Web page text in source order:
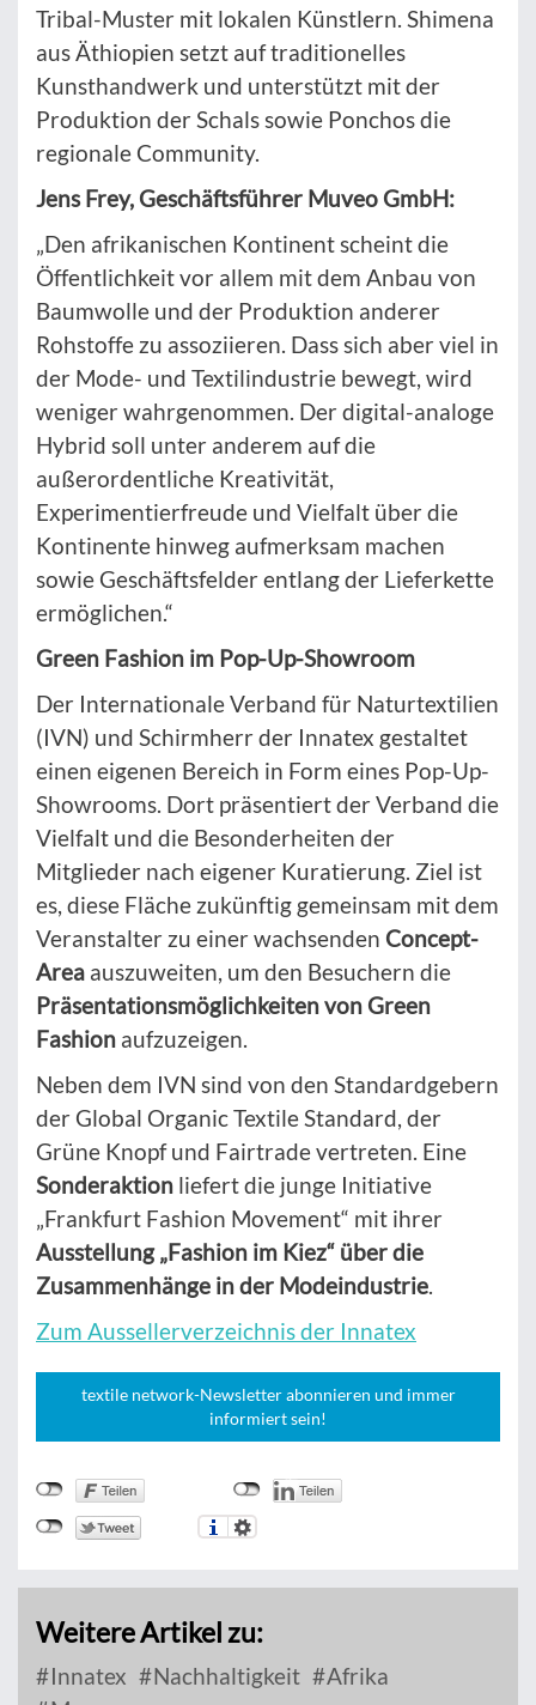
Tribal-Muster mit lokalen Künstlern. Shimena
aus Äthiopien setzt auf traditionelles
Kunsthandwerk und unterstützt mit der
Produktion der Schals sowie Ponchos die
regionale Community.
Jens Frey, Geschäftsführer Muveo GmbH:
„Den afrikanischen Kontinent scheint die
Öffentlichkeit vor allem mit dem Anbau von
Baumwolle und der Produktion anderer
Rohstoffe zu assoziieren. Dass sich aber viel in
der Mode- und Textilindustrie bewegt, wird
weniger wahrgenommen. Der digital-analoge
Hybrid soll unter anderem auf die
außerordentliche Kreativität,
Experimentierfreude und Vielfalt über die
Kontinente hinweg aufmerksam machen
sowie Geschäftsfelder entlang der Lieferkette
ermöglichen.“
Green Fashion im Pop-Up-Showroom
Der Internationale Verband für Naturtextilien
(IVN) und Schirmherr der Innatex gestaltet
einen eigenen Bereich in Form eines Pop-Up-
Showrooms. Dort präsentiert der Verband die
Vielfalt und die Besonderheiten der
Mitglieder nach eigener Kuratierung. Ziel ist
es, diese Fläche zukünftig gemeinsam mit dem
Veranstalter zu einer wachsenden Concept-
Area auszuweiten, um den Besuchern die
Präsentationsmöglichkeiten von Green
Fashion aufzuzeigen.
Neben dem IVN sind von den Standardgebern
der Global Organic Textile Standard, der
Grüne Knopf und Fairtrade vertreten. Eine
Sonderaktion liefert die junge Initiative
„Frankfurt Fashion Movement“ mit ihrer
Ausstellung „Fashion im Kiez“ über die
Zusammenhänge in der Modeindustrie.
Zum Aussellerverzeichnis der Innatex
textile network-Newsletter abonnieren und immer
informiert sein!
Weitere Artikel zu:
Innatex Nachhaltigkeit
Afrika